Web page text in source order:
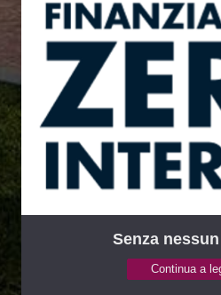
Senza
Continua a